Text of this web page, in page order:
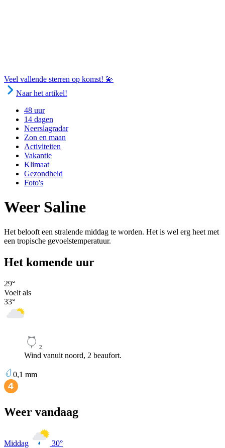
Veel vallende sterren op komst! 💫
Naar het artikel!
48 uur
14 dagen
Neerslagradar
Zon en maan
Activiteiten
Vakantie
Klimaat
Gezondheid
Foto's
Weer Saline
Het belooft een stralende middag te worden. Het is wel erg heet met
een tropische gevoelstemperatuur.
Het komende uur
29°
Voelt als
33°
2
Wind vanuit noord, 2 beaufort.
0,1 mm
Weer vandaag
Middag 30°